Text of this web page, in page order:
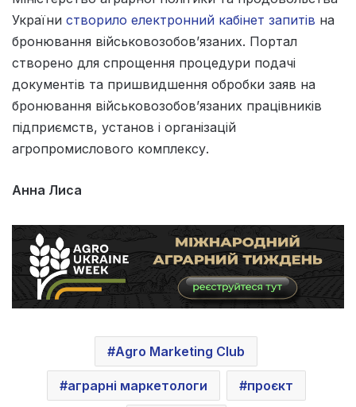
України створило електронний кабінет запитів на
бронювання військовозобов’язаних. Портал
створено для спрощення процедури подачі
документів та пришвидшення обробки заяв на
бронювання військовозобов’язаних працівників
підприємств, установ і організацій
агропромислового комплексу.
Анна Лиса
Agro Marketing Club
аграрні маркетологи проєкт